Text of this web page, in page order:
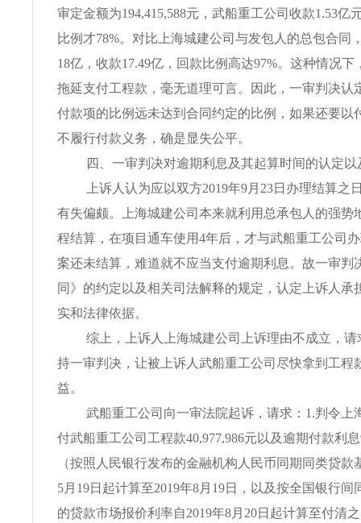
审定金额为194,415,588元，武船重工公司收款1.53亿
比例才78%。对比上海城建公司与发包人的总包合同
18亿，收款17.49亿，回款比例高达97%。这种情况
拖延支付工程款，毫无道理可言。因此，一审判决认
付款项的比例远未达到合同约定的比例，如果还要以
不履行付款义务，确是显失公平。
四、一审判决对逾期利息及其起算时间的认定
上诉人认为应以双方2019年9月23日办理结算之
有失偏颇。上海城建公司本来就利用总承包人的强势
程结算，在项目通车使用4年后，才与武船重工公司
案还未结算，难道就不应当支付逾期利息。故一审判
同》的约定以及相关司法解释的规定，认定上诉人承
实和法律依据。
综上，上诉人上海城建公司上诉理由不成立，
持一审判决，让被上诉人武船重工公司尽快拿到工程
益。
武船重工公司向一审法院起诉，请求：1.判令上
付武船重工公司工程款40,977,986元以及逾期付款利息
（按照人民银行发布的金融机构人民币同期同类贷款
5月19日起计算至2019年8月19日，以及按全国银行间
的贷款市场报价利率自2019年8月20日起计算至付清